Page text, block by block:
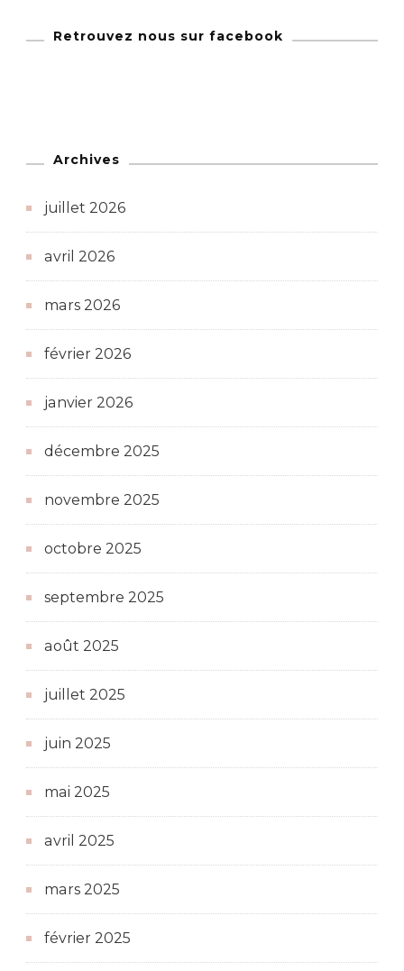
Retrouvez nous sur facebook
Archives
juillet 2026
avril 2026
mars 2026
février 2026
janvier 2026
décembre 2025
novembre 2025
octobre 2025
septembre 2025
août 2025
juillet 2025
juin 2025
mai 2025
avril 2025
mars 2025
février 2025